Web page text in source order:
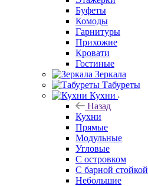
Буфеты
Комоды
Гарнитуры
Прихожие
Кровати
Гостиные
Зеркала
Табуреты
Кухни
Назад
Кухни
Прямые
Модульные
Угловые
С островком
С барной стойкой
Небольшие